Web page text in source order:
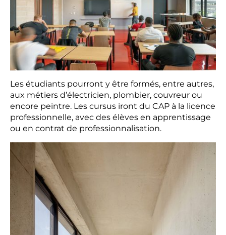
Les étudiants pourront y être formés, entre autres,
aux métiers d’électricien, plombier, couvreur ou
encore peintre. Les cursus iront du CAP à la licence
professionnelle, avec des élèves en apprentissage
ou en contrat de professionnalisation.